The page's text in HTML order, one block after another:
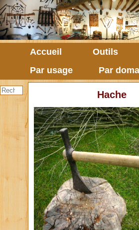
Accueil Outils
Par usage
Par
Hache